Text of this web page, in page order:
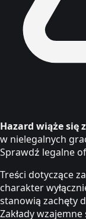
Hazard wiąże się
w nielegalnych
Sprawdź legalne
Treści dotyczące
charakter
stanowią zachęty
Zakłady